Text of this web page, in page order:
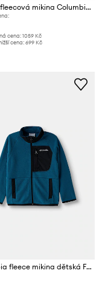
Dětská fleecová mikina Columbia Helvetia
cena:1059 Kč
cena:699 Kč
Columbia fleece mikina dětská Fast Trek